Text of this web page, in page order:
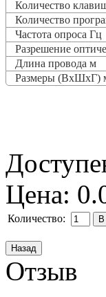
Количество
Количество
Частота опроса Гц
Разрешение
Длина провода м
Размеры (ВxШxГ)
Цена:
Количество:
Отзыв